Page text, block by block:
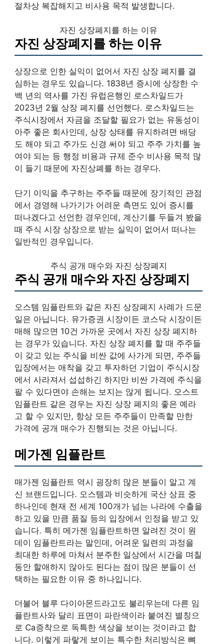
절차상 복잡해지고 비사용 목적 발생합니다.
자진 상장폐지를 하는 이유
자진 상장폐지를 하는 이유
상장으로 인한 실익이 없어서 자진 상장 폐지를 결
심하는 경우도 있습니다. 1838년 증시에 상장한 수
백 년의 역사를 가진 유럽은행인 로스차일드가
2023년 2월 상장 폐지를 선언했다. 로스차일드는
주식시장에서 자금을 조달할 필요가 없는 유동성이
아주 좋은 회사인데, 상장 상태를 유지하려면 배당
도 해야 되고 주가도 신경 써야 되고 주주 가치를 높
여야 되는 등 행정 비용과 규제 준수 비사용 목적 많
이 들기 때문에 자진상폐를 하는 경우다.
단기 이익을 추구하는 주주들 때문에 장기적인 관점
에서 경영해 나가기가 어려운 측면도 있어 증시를
떠나겠다고 선언한 경우인데, 계산기를 두들겨 봤을
때 주식 시장 상장으로 받는 실익이 없어서 떠나는
일반적인 경우입니다.
주식 공개 매수와 자진 상장폐지
주식 공개 매수와 자진 상장폐지
오스템 임플란트와 같은 자진 상장폐지 사례가 드문
일은 아닙니다. 유가증권 시장이든 코스닥 시장이든
매해 많으면 10건 가까운 곳에서 자진 상장 폐지하
는 경우가 있습니다. 자진 상장 폐지를 할 때 주주들
이 갖고 있는 주식을 비싼 값에 사가게 되면, 주주들
입장에서는 애착을 갖고 투자하던 기업이 주식시장
에서 사라져서 섭섭하긴 하지만 비싼 가격에 주식을
팔 수 있다면야 손해는 보지는 않게 됩니다. 오스트
임플란트 같은 경우는 자진 상장 폐지의 좋은 예라
고 할 수 있지만, 항상 모든 주주들이 만족할 만한
가격에 공개 매수가 진행되는 것은 아닙니다.
메가젠 임플란트
매가젠 임플란트 역시 굉장히 많은 분들이 알고 계
신 브랜드입니다. 오스템과 비슷하게 국산 상표 중
하나인데 현재 전 세계 100개가 넘는 나라에 수출을
하고 있을 만큼 품질 등의 입장에서 인정을 받고 있
습니다. 특히 메가젠 임플란트하면 알려진 것이 원
데이 임플란트라는 말인데, 어려운 일련의 과정을
최대한 하루에 마쳐서 분주한 일상에서 시간을 며칠
동안 할애하지 않아도 된다는 점이 많은 분들이 선
택하는 필요한 이유 중 하나입니다.
더불어 블루 다이아몬드라고도 불리우는데 다른 임
플란트사와 달리 표면이 파란색이라 붙여진 별칭으
로 Ca증착으로 독특한 색상을 보이는 것이라고 합
니다. 이렇게 파랗게 보이는 특수한 처리방식은 뼈